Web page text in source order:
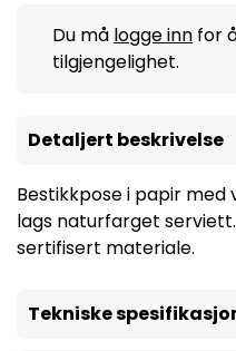
Du må logge inn for
tilgjengelighet.
Detaljert beskrivelse
Bestikkpose i papir med
lags naturfarget
sertifisert materiale.
Tekniske